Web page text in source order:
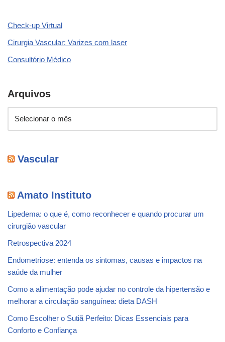
Check-up Virtual
Cirurgia Vascular: Varizes com laser
Consultório Médico
Arquivos
Vascular
Amato Instituto
Lipedema: o que é, como reconhecer e quando procurar um
cirurgião vascular
Retrospectiva 2024
Endometriose: entenda os sintomas, causas e impactos na
saúde da mulher
Como a alimentação pode ajudar no controle da hipertensão e
melhorar a circulação sanguínea: dieta DASH
Como Escolher o Sutiã Perfeito: Dicas Essenciais para
Conforto e Confiança